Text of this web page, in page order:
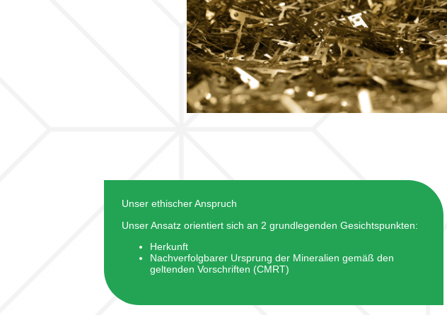
Unser ethischer Anspruch
Unser Ansatz orientiert sich an 2 grundlegenden Gesichtspunkten:
Herkunft
Nachverfolgbarer Ursprung der Mineralien gemäß den
geltenden Vorschriften (CMRT)